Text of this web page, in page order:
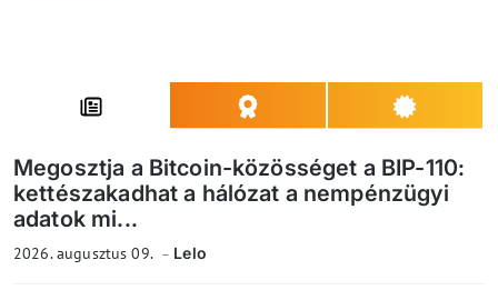
Megosztja a Bitcoin-közösséget a BIP-110:
kettészakadhat a hálózat a nempénzügyi
adatok mi...
2026. augusztus 09. Lelo